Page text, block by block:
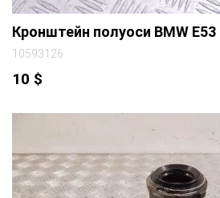
Кронштейн полуоси BMW E53
10593126
10 $